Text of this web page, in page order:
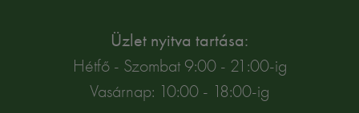
Üzlet nyitva tartása:
Hétfő - Szombat 9:00 - 21:00-ig
Vasárnap: 10:00 - 18:00-ig